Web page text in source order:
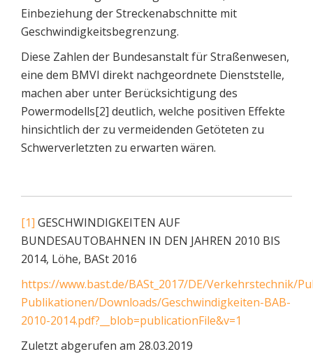
Einbeziehung der Streckenabschnitte mit
Geschwindigkeitsbegrenzung.
Diese Zahlen der Bundesanstalt für Straßenwesen,
eine dem BMVI direkt nachgeordnete Dienststelle,
machen aber unter Berücksichtigung des
Powermodells[2] deutlich, welche positiven Effekte
hinsichtlich der zu vermeidenden Getöteten zu
Schwerverletzten zu erwarten wären.
[1] GESCHWINDIGKEITEN AUF
BUNDESAUTOBAHNEN IN DEN JAHREN 2010 BIS
2014, Löhe, BASt 2016
https://www.bast.de/BASt_2017/DE/Verkehrstechnik/
Publikationen/Downloads/Geschwindigkeiten-BAB-
2010-2014.pdf?__blob=publicationFile&v=1
Zuletzt abgerufen am 28.03.2019